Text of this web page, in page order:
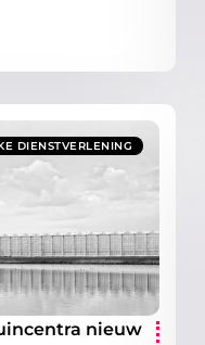
DIENSTVERLENING
nieuw